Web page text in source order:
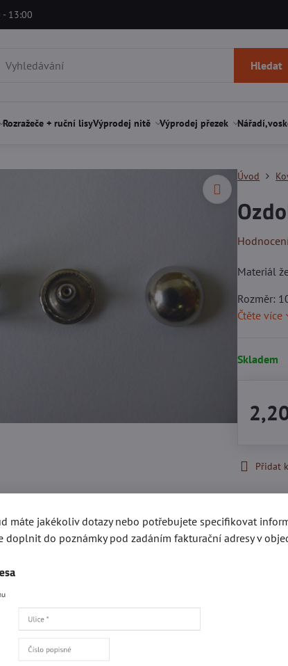
- 13:00
Hledat
Rozražeče + ruční lisyVýprodej nitě Výprodej přezek
Úvod
Materiál
Rozměr:
Čtěte více
Skladem
Přidat
Popis Recenze 0
máte jakékoliv dotazy nebo potřebujete specifikovat
doplnit do poznámky pod zadáním fakturační adresy v